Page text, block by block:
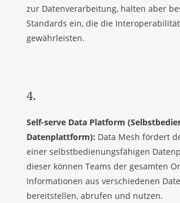
zur Datenverarbeitung, halten aber
Standards ein, die die Interoperabilität
gewährleisten.
4.
Self-serve Data Platform
Datenplattform): Data Mesh fördert
einer selbstbedienungsfähigen
dieser können Teams der gesamten
Informationen aus verschiedenen
bereitstellen, abrufen und nutzen.